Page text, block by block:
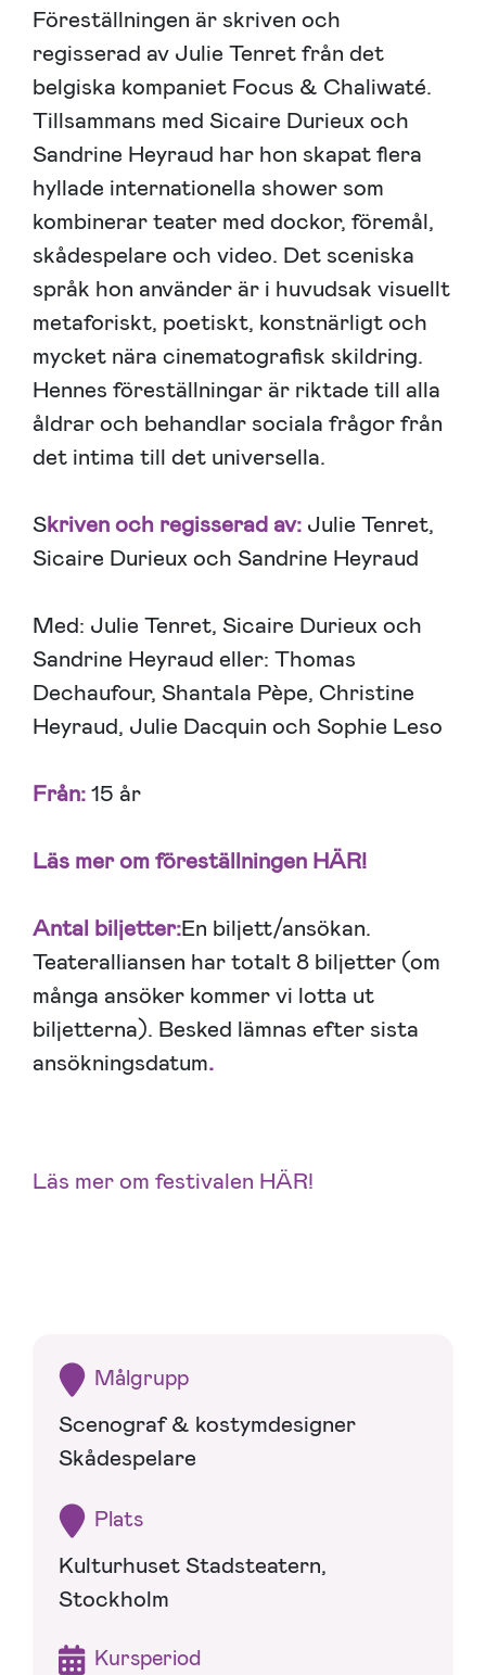
Föreställningen är skriven och
regisserad av Julie Tenret från det
belgiska kompaniet Focus & Chaliwaté.
Tillsammans med Sicaire Durieux och
Sandrine Heyraud har hon skapat flera
hyllade internationella shower som
kombinerar teater med dockor, föremål,
skådespelare och video. Det sceniska
språk hon använder är i huvudsak visuellt
metaforiskt, poetiskt, konstnärligt och
mycket nära cinematografisk skildring.
Hennes föreställningar är riktade till alla
åldrar och behandlar sociala frågor från
det intima till det universella.
Skriven och regisserad av: Julie Tenret,
Sicaire Durieux och Sandrine Heyraud
Med: Julie Tenret, Sicaire Durieux och
Sandrine Heyraud eller: Thomas
Dechaufour, Shantala Pèpe, Christine
Heyraud, Julie Dacquin och Sophie Leso
Från:15 år
Läs mer om föreställningen HÄR!
Antal biljetter:En biljett/ansökan.
Teateralliansen har totalt 8 biljetter (om
många ansöker kommer vi lotta ut
biljetterna). Besked lämnas efter sista
ansökningsdatum.
Läs mer om festivalen HÄR!
Målgrupp
Scenograf & kostymdesigner
Skådespelare
Plats
Kulturhuset Stadsteatern,
Stockholm
Kursperiod